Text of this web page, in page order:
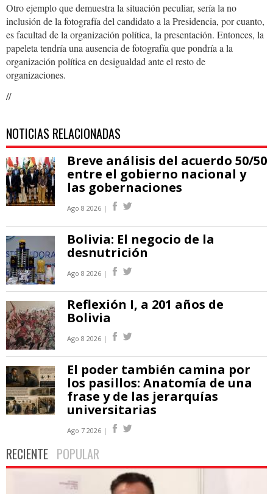
Otro ejemplo que demuestra la situación peculiar, sería la no
inclusión de la fotografía del candidato a la Presidencia, por cuanto,
es facultad de la organización política, la presentación. Entonces, la
papeleta tendría una ausencia de fotografía que pondría a la
organización política en desigualdad ante el resto de
organizaciones.
//
NOTICIAS RELACIONADAS
Breve análisis del acuerdo 50/50
entre el gobierno nacional y
las gobernaciones
Ago 8 2026 |
Bolivia: El negocio de la
desnutrición
Ago 8 2026 |
Reflexión I, a 201 años de
Bolivia
Ago 8 2026 |
El poder también camina por
los pasillos: Anatomía de una
frase y de las jerarquías
universitarias
Ago 7 2026 |
RECIENTE POPULAR